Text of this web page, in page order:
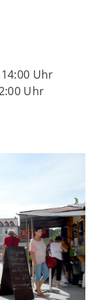
Uhr
Uhr